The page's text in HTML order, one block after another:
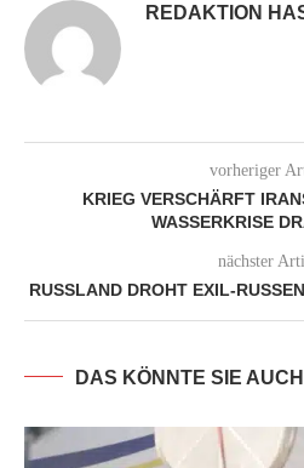
REDAKTION
vorheriger
KRIEG VERSCHÄRFT
WASSERKRISE
nächster
RUSSLAND DROHT EXIL-
DAS KÖNNTE SIE